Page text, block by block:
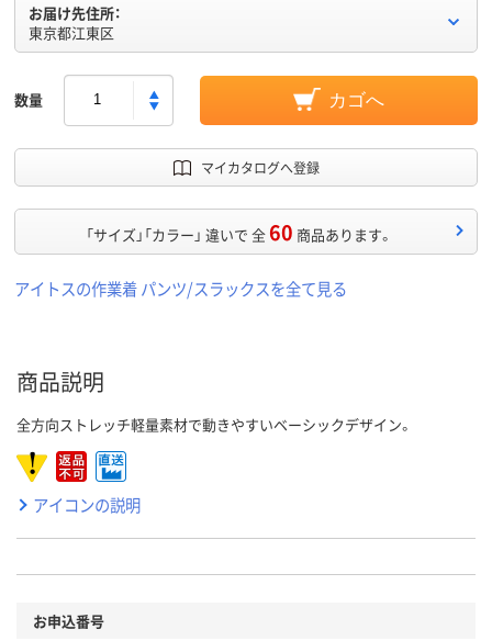
お届け先住所：
東京都江東区
数量 カゴへ
マイカタログへ登録
「サイズ」「カラー」 違いで 全60 商品あります。
アイトスの作業着 パンツ/スラックスを全て見る
商品説明
全方向ストレッチ軽量素材で動きやすいベーシックデザイン。
アイコンの説明
お申込番号